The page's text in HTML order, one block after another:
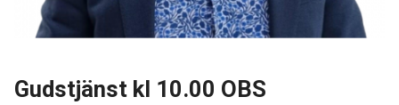
Gudstjänst kl 10.00 OBS